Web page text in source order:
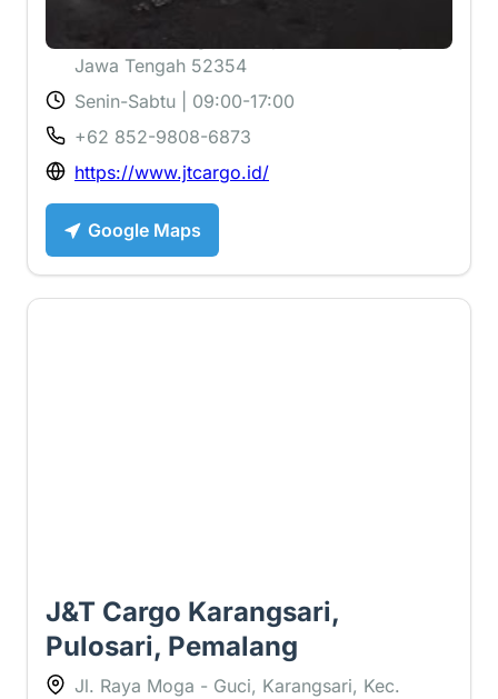
Jl. Raya Moga - Guci No.5998, Karangbulu,
Jawa Tengah 52354
Senin-Sabtu | 09:00-17:00
+62 852-9808-6873
https://www.jtcargo.id/
Google Maps
J&T Cargo Karangsari,
Pulosari, Pemalang
Jl. Raya Moga - Guci, Karangsari, Kec.